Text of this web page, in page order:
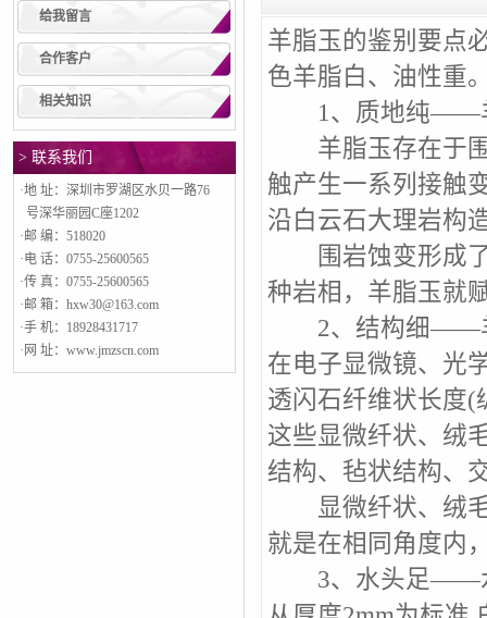
给我留言
合作客户
相关知识
> 联系我们
·地 址：深圳市罗湖区水贝一路76
号深华丽园C座1202
·邮 编：518020
·电 话：0755-25600565
·传 真：0755-25600565
·邮 箱：hxw30@163.com
·手 机：18928431717
·网 址：www.jmzscn.com
羊脂玉的鉴别要点
色羊脂白、油性
1、质地纯——羊
羊脂玉存在于围
触产生一系列接触
沿白云石大理岩构
围岩蚀变形成了
种岩相，羊脂玉就
2、结构细——羊
在电子显微镜、光
透闪石纤维状长度(
这些显微纤状、绒
结构、毡状结构
显微纤状、绒毛
就是在相同角度内
3、水头足——水